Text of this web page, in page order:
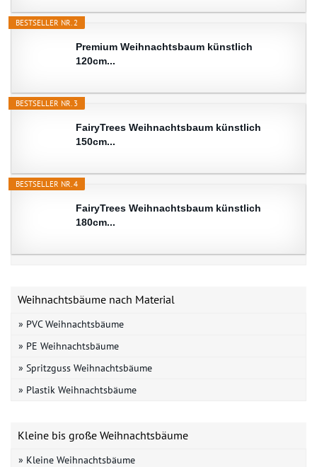
BESTSELLER NR. 2
Premium Weihnachtsbaum künstlich
120cm...
BESTSELLER NR. 3
FairyTrees Weihnachtsbaum künstlich
150cm...
BESTSELLER NR. 4
FairyTrees Weihnachtsbaum künstlich
180cm...
Weihnachtsbäume nach Material
» PVC Weihnachtsbäume
» PE Weihnachtsbäume
» Spritzguss Weihnachtsbäume
» Plastik Weihnachtsbäume
Kleine bis große Weihnachtsbäume
» Kleine Weihnachtsbäume